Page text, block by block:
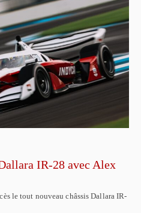
IR-28 avec Alex
le tout nouveau châssis Dallara IR-